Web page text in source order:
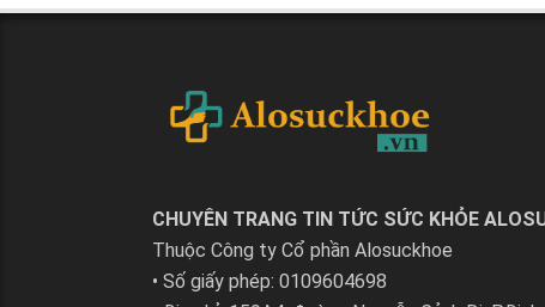
CHUYÊN TRANG TIN TỨC SỨC KHỎE
Thuộc Công ty Cổ phần Alosuckhoe
• Số giấy phép: 0109604698